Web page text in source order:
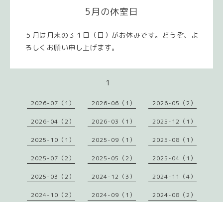
5月の休室日
５月は月末の３１日（日）がお休みです。どうぞ、よ
ろしくお願い申し上げます。
1
2026-07（1） 2026-06（1） 2026-05（2）
2026-04（2） 2026-03（1） 2025-12（1）
2025-10（1） 2025-09（1） 2025-08（1）
2025-07（2） 2025-05（2） 2025-04（1）
2025-03（2） 2024-12（3） 2024-11（4）
2024-10（2） 2024-09（1） 2024-08（2）